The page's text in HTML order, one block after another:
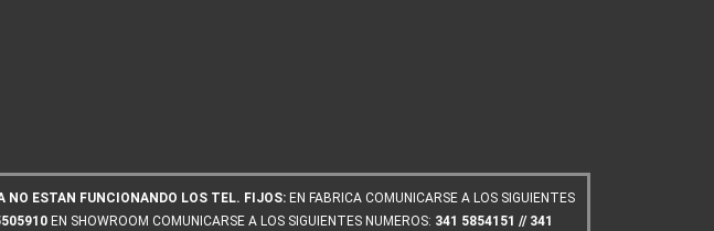
NO ESTAN FUNCIONANDO LOS TEL. FIJOS: EN FABRICA COMUNICARSE A LOS SIGUIENTES
EN SHOWROOM COMUNICARSE A LOS SIGUIENTES NUMEROS: 341 5854151 // 341